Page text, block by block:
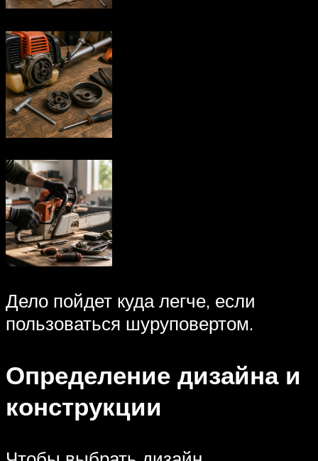
Дело пойдет куда легче, если
пользоваться шуруповертом.
Определение дизайна и
конструкции